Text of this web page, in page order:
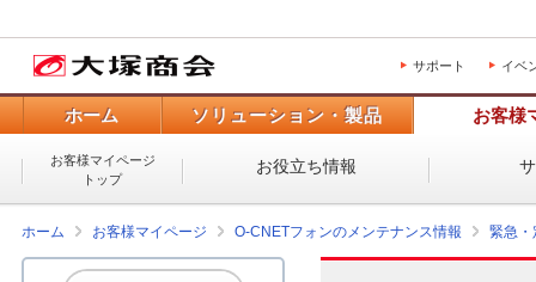
サポート イベ
ホーム ソリューション・製品 お客様
お客様マイページ
トップ
お役立ち情報
ホーム お客様マイページ O-CNETフォンのメンテナンス情報 緊急・